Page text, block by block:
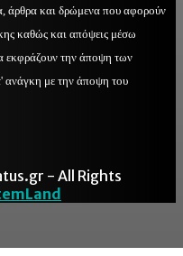
άρθρα και δρώμενα που αφορούν
καθώς και απόψεις μέσω
εκφράζουν την άποψη των
ανάγκη με την άποψη του
- All Rights